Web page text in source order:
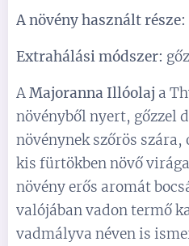
A növény használt része:
Extrahálási módszer:
AMajoranna Illóolaj a
növényből nyert, gőzzel
növénynek szőrös szára,
kis fürtökben növő
növény erős aromát
valójában vadon termő
vadmályva néven is